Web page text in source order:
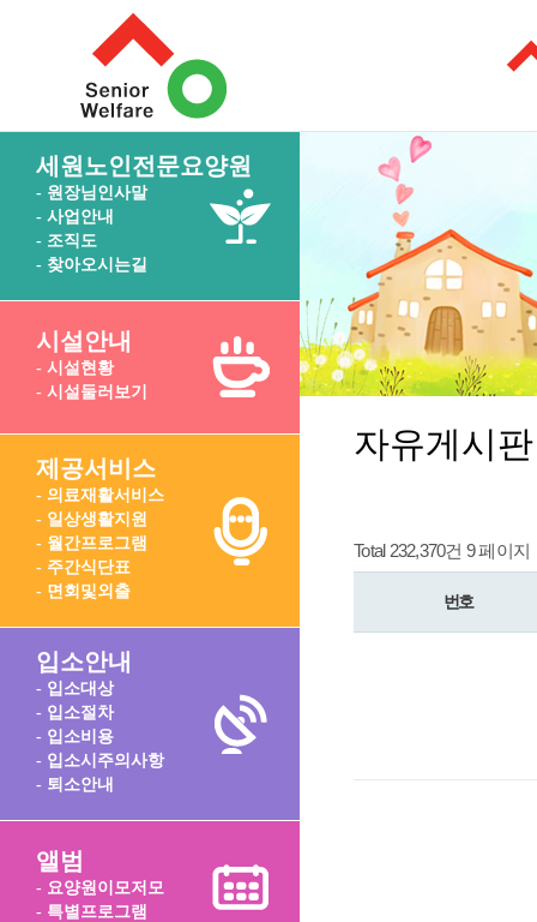
세원노인전문요양원
- 원장님인사말
- 사업안내
- 조직도
- 찾아오시는길
시설안내
- 시설현황
- 시설둘러보기
제공서비스
- 의료재활서비스
- 일상생활지원
- 월간프로그램
- 주간식단표
- 면회및외출
입소안내
- 입소대상
- 입소절차
- 입소비용
- 입소시주의사항
- 퇴소안내
앨범
- 요양원이모저모
- 특별프로그램
자유게시판
Total 232,370건 9 페이지
번호